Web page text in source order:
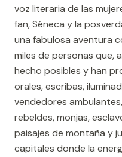
voz literaria de las
fan, Séneca y la
una fabulosa aventura
miles de personas que,
hecho posibles y han
orales, escribas,
vendedores
rebeldes, monjas,
paisajes de montaña y
capitales donde la